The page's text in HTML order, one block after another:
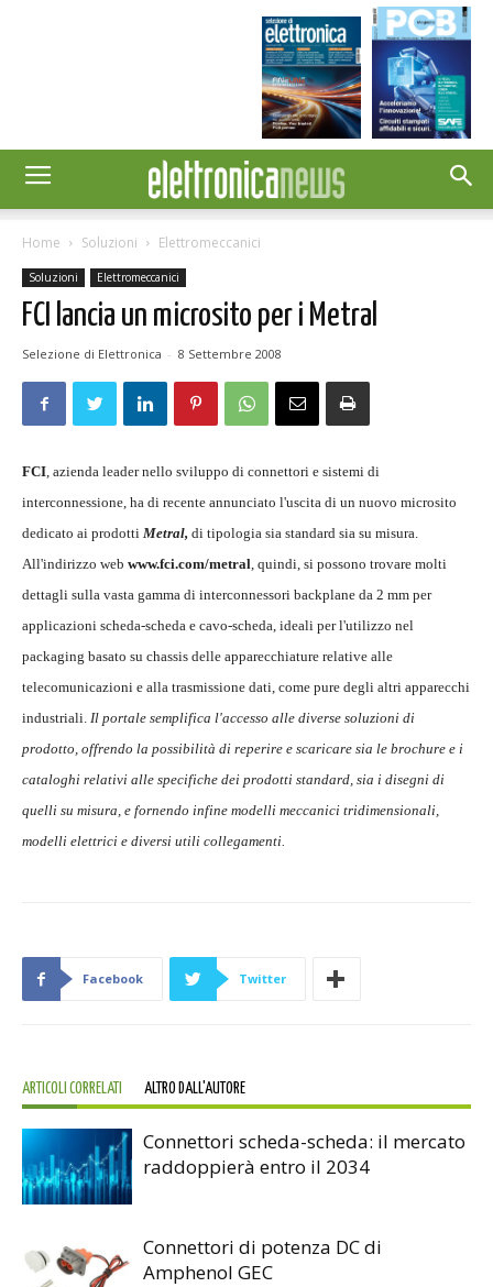
Home Soluzioni Elettromeccanici
Soluzioni Elettromeccanici
FCI lancia un microsito per i Metral
Selezione di Elettronica - 8 Settembre 2008
FCI, azienda leader nello sviluppo di connettori e sistemi di
interconnessione, ha di recente annunciato l'uscita di un nuovo microsito
dedicato ai prodotti Metral, di tipologia sia standard sia su misura.
All'indirizzo web www.fci.com/metral, quindi, si possono trovare molti
dettagli sulla vasta gamma di interconnessori backplane da 2 mm per
applicazioni scheda-scheda e cavo-scheda, ideali per l'utilizzo nel
packaging basato su chassis delle apparecchiature relative alle
telecomunicazioni e alla trasmissione dati, come pure degli altri apparecchi
industriali. Il portale semplifica l'accesso alle diverse soluzioni di
prodotto, offrendo la possibilità di reperire e scaricare sia le brochure e i
cataloghi relativi alle specifiche dei prodotti standard, sia i disegni di
quelli su misura, e fornendo infine modelli meccanici tridimensionali,
modelli elettrici e diversi utili collegamenti.
Facebook Twitter
ARTICOLI CORRELATI ALTRO DALL'AUTORE
Connettori scheda-scheda: il mercato
raddoppierà entro il 2034
Connettori di potenza DC di
Amphenol GEC